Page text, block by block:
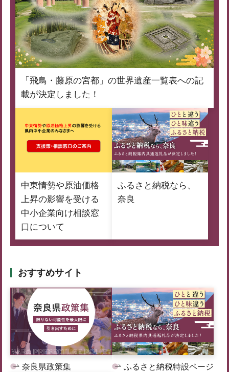
「飛鳥・藤原の宮都」の世界遺産一覧表への記
載が決定しました！
中東情勢や原油価格
上昇の影響を受ける
中小企業向け相談窓
口について
ふるさと納税なら、
奈良
おすすめサイト
奈良県政策集 ふるさと納税特設ページ